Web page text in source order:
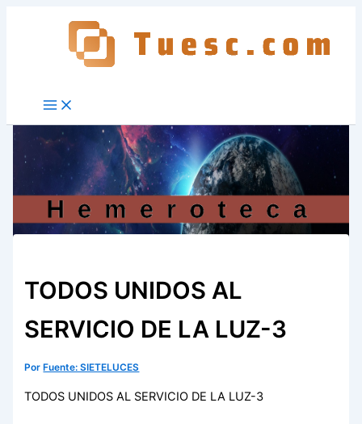
TODOS UNIDOS AL
SERVICIO DE LA LUZ-3
Por Fuente: SIETELUCES
TODOS UNIDOS AL SERVICIO DE LA LUZ-3